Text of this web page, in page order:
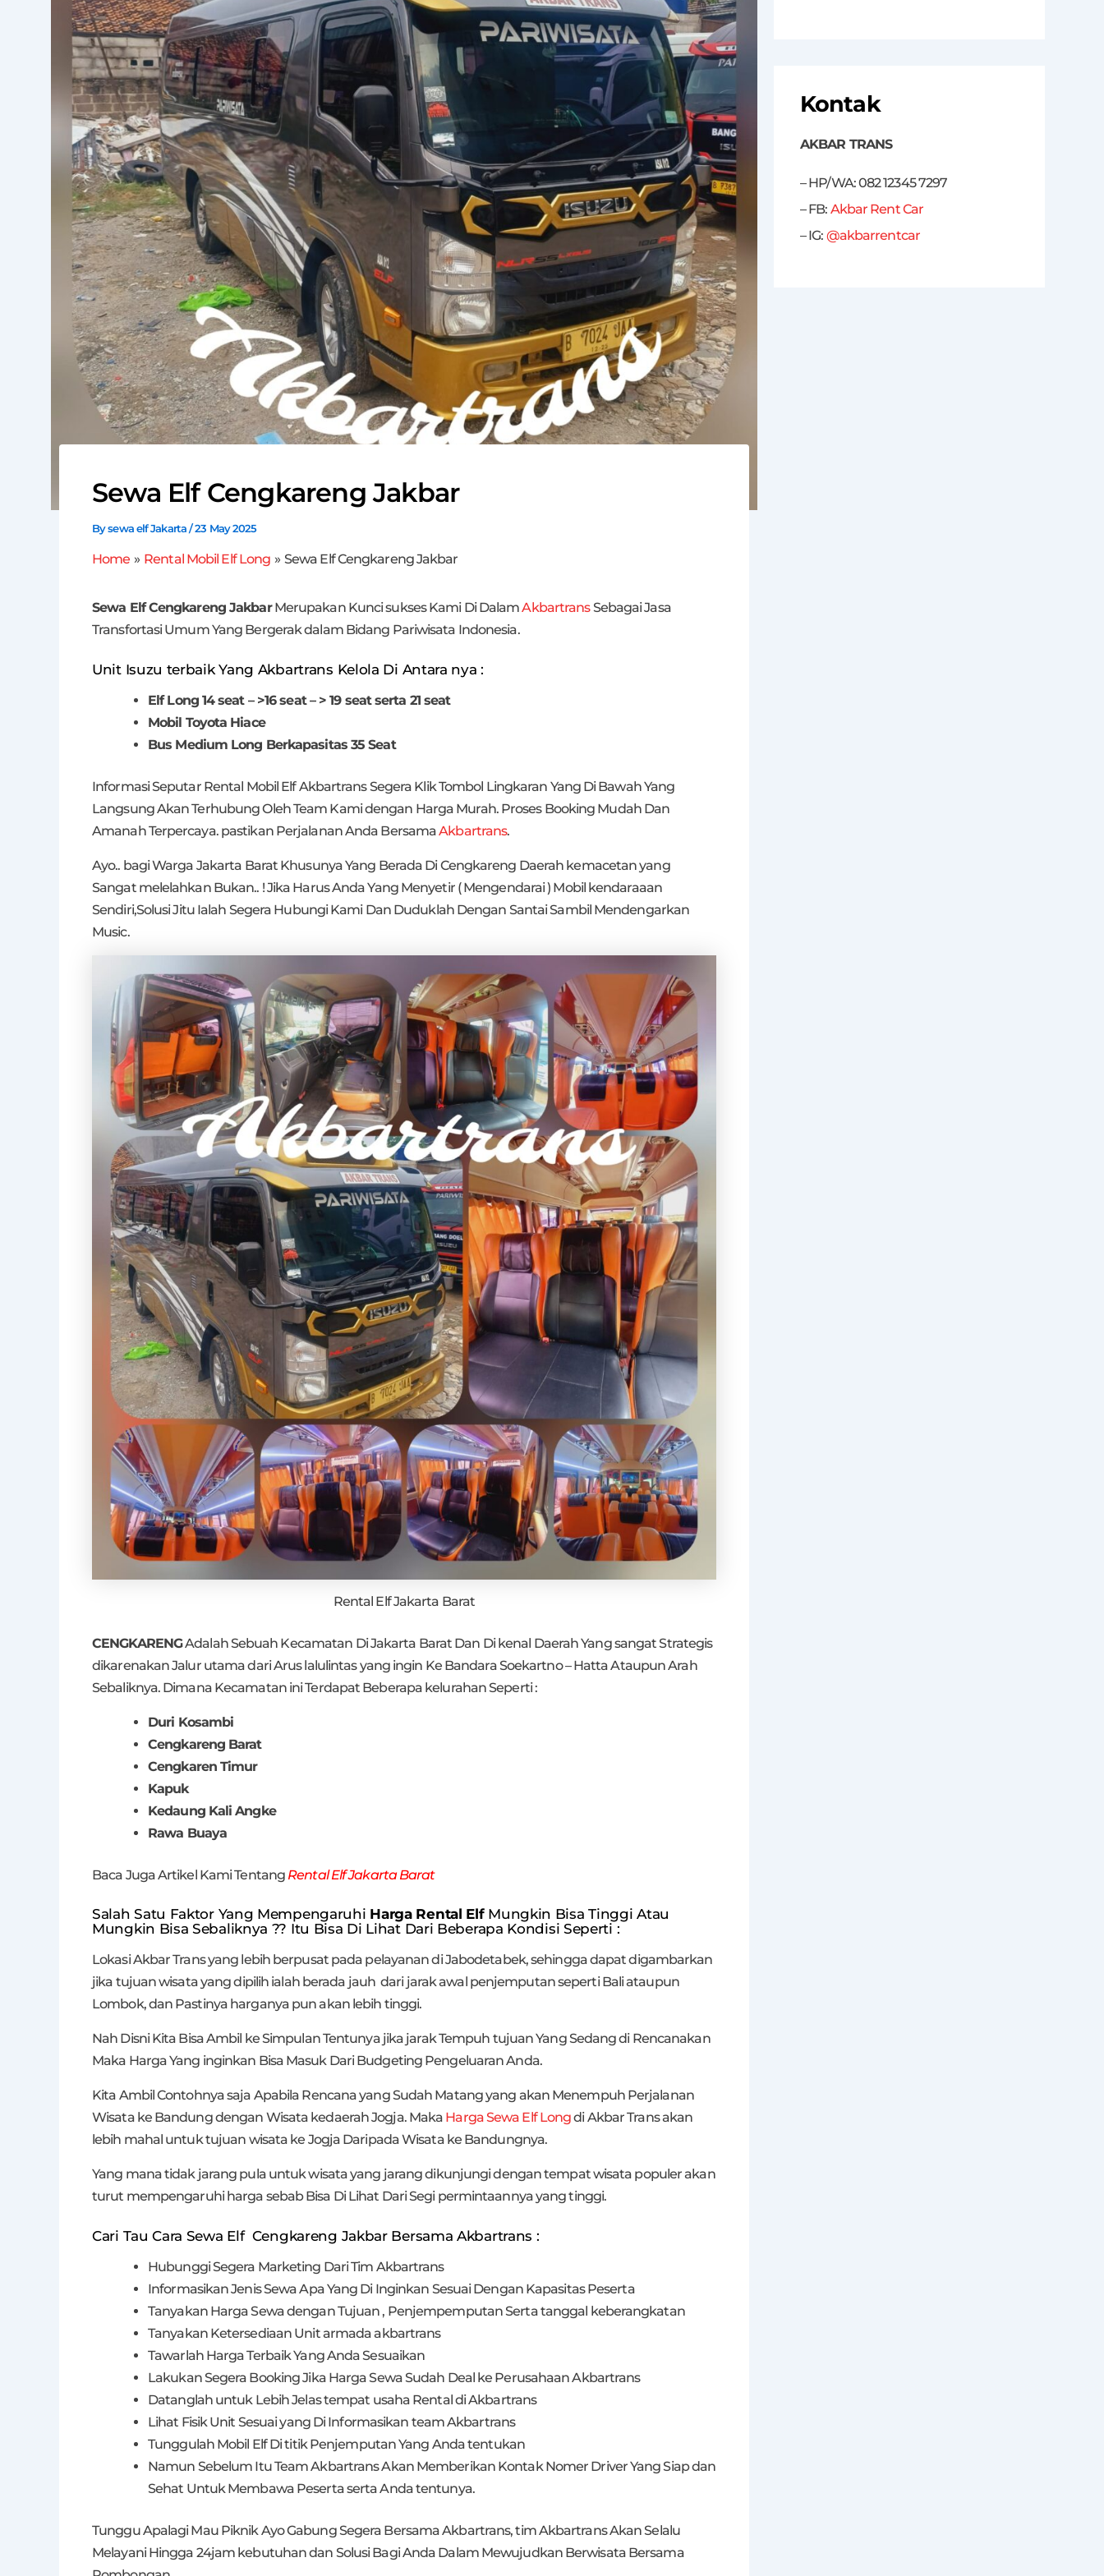
Sewa Elf Cengkareng Jakbar
Bysewa elf Jakarta/23 May 2025
Home Rental Mobil Elf Long Sewa Elf Cengkareng Jakbar
Sewa Elf Cengkareng JakbarMerupakan Kunci sukses Kami Di DalamAkbartransSebagai Jasa
Transfortasi Umum Yang Bergerak dalam Bidang Pariwisata Indonesia.
Unit Isuzu terbaik Yang Akbartrans Kelola Di Antara nya :
Elf Long 14 seat – >16 seat – > 19 seat serta 21 seat
Mobil Toyota Hiace
Bus Medium Long Berkapasitas 35 Seat
Informasi Seputar Rental Mobil Elf Akbartrans Segera Klik Tombol Lingkaran Yang Di Bawah Yang
Langsung Akan Terhubung Oleh Team Kami dengan Harga Murah. Proses Booking Mudah Dan
Amanah Terpercaya. pastikan Perjalanan Anda BersamaAkbartrans.
Ayo.. bagi Warga Jakarta Barat Khusunya Yang Berada Di Cengkareng Daerah kemacetan yang
Sangat melelahkan Bukan.. ! Jika Harus Anda Yang Menyetir ( Mengendarai ) Mobil kendaraaan
Sendiri,Solusi Jitu Ialah Segera Hubungi Kami Dan Duduklah Dengan Santai Sambil Mendengarkan
Music.
Rental Elf Jakarta Barat
CENGKARENGAdalah Sebuah Kecamatan Di Jakarta Barat Dan Di kenal Daerah Yang sangat Strategis
dikarenakan Jalur utama dari Arus lalulintas yang ingin Ke Bandara Soekartno – Hatta Ataupun Arah
Sebaliknya. Dimana Kecamatan ini Terdapat Beberapa kelurahan Seperti :
Duri Kosambi
Cengkareng Barat
Cengkaren Timur
Kapuk
Kedaung Kali Angke
Rawa Buaya
Baca Juga Artikel Kami Tentang Rental Elf Jakarta Barat
Salah Satu Faktor Yang Mempengaruhi Harga Rental ElfMungkin Bisa Tinggi Atau
Mungkin Bisa Sebaliknya ?? Itu Bisa Di Lihat Dari Beberapa Kondisi Seperti :
Lokasi Akbar Trans yang lebih berpusat pada pelayanan di Jabodetabek, sehingga dapat digambarkan
jika tujuan wisata yang dipilih ialah berada jauh dari jarak awal penjemputan seperti Bali ataupun
Lombok, dan Pastinya harganya pun akan lebih tinggi.
Nah Disni Kita Bisa Ambil ke Simpulan Tentunya jika jarak Tempuh tujuan Yang Sedang di Rencanakan
Maka Harga Yang inginkan Bisa Masuk Dari Budgeting Pengeluaran Anda.
Kita Ambil Contohnya saja Apabila Rencana yang Sudah Matang yang akan Menempuh Perjalanan
Wisata ke Bandung dengan Wisata kedaerah Jogja. Maka Harga Sewa Elf Longdi Akbar Trans akan
lebih mahal untuk tujuan wisata ke Jogja Daripada Wisata ke Bandungnya.
Yang mana tidak jarang pula untuk wisata yang jarang dikunjungi dengan tempat wisata populer akan
turut mempengaruhi harga sebab Bisa Di Lihat Dari Segi permintaannya yang tinggi.
Cari Tau Cara Sewa Elf Cengkareng Jakbar Bersama Akbartrans :
Hubunggi Segera Marketing Dari Tim Akbartrans
Informasikan Jenis Sewa Apa Yang Di Inginkan Sesuai Dengan Kapasitas Peserta
Tanyakan Harga Sewa dengan Tujuan , Penjempemputan Serta tanggal keberangkatan
Tanyakan Ketersediaan Unit armada akbartrans
Tawarlah Harga Terbaik Yang Anda Sesuaikan
Lakukan Segera Booking Jika Harga Sewa Sudah Deal ke Perusahaan Akbartrans
Datanglah untuk Lebih Jelas tempat usaha Rental di Akbartrans
Lihat Fisik Unit Sesuai yang Di Informasikan team Akbartrans
Tunggulah Mobil Elf Di titik Penjemputan Yang Anda tentukan
Namun Sebelum Itu Team Akbartrans Akan Memberikan Kontak Nomer Driver Yang Siap dan
Sehat Untuk Membawa Peserta serta Anda tentunya.
Tunggu Apalagi Mau Piknik Ayo Gabung Segera Bersama Akbartrans, tim Akbartrans Akan Selalu
Melayani Hingga 24jam kebutuhan dan Solusi Bagi Anda Dalam Mewujudkan Berwisata Bersama
Kontak
AKBAR TRANS
– HP/WA: 082 12345 7297
– FB: Akbar Rent Car
– IG: @akbarrentcar